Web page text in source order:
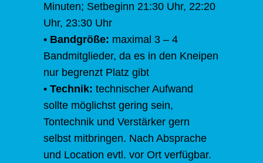
Minuten; Setbeginn 21:30 Uhr, 22:20
Uhr, 23:30 Uhr
• Bandgröße: maximal 3 – 4
Bandmitglieder, da es in den Kneipen
nur begrenzt Platz gibt
• Technik: technischer Aufwand
sollte möglichst gering sein,
Tontechnik und Verstärker gern
selbst mitbringen. Nach Absprache
und Location evtl. vor Ort verfügbar.